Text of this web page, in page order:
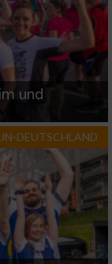
und
DEUTSCHLAND